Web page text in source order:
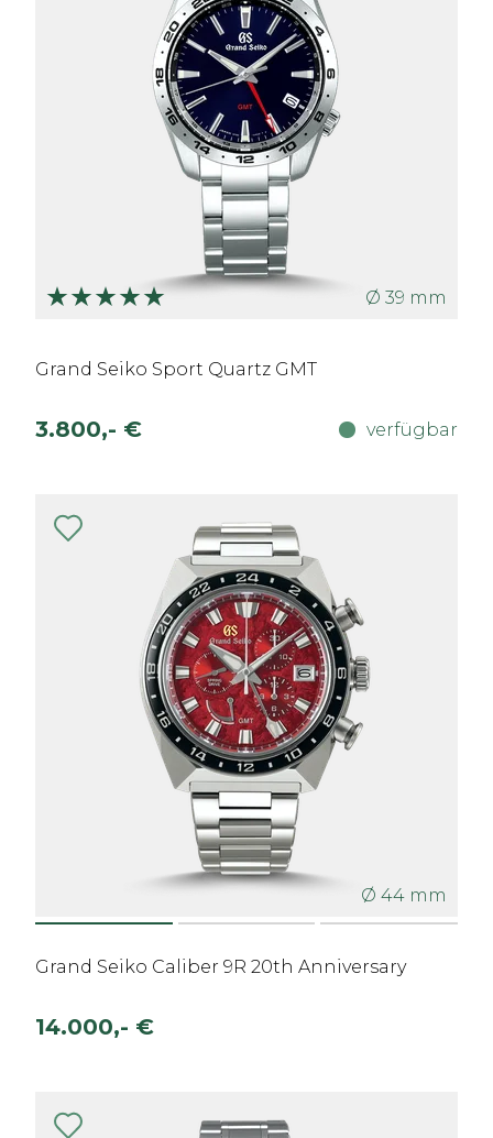
Ø 39 mm
Grand Seiko Sport Quartz GMT
3.800,- € verfügbar
Ø 44 mm
Grand Seiko Caliber 9R 20th Anniversary
14.000,- €